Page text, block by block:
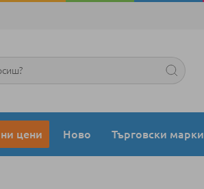
цени Ново Търговски марки